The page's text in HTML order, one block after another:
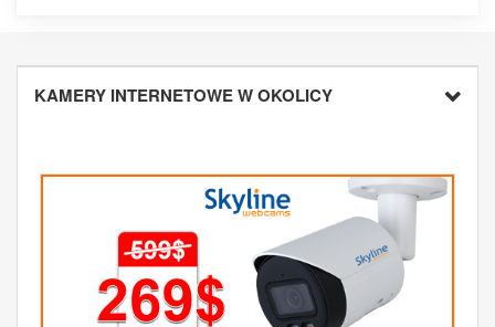
KAMERY INTERNETOWE W OKOLICY